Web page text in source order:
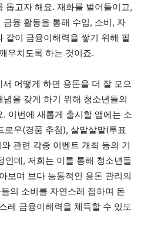
돕고자 해요. 재화를 벌어들이고,
융 활동을 통해 수입, 소비, 자
같이 금융이해력을 쌓기 위해 필
우치도록 하는 것이죠.
어떻게 하면 용돈을 더 잘 모으
을 갖게 하기 위해 청소년들의
. 이번에 새롭게 출시할 앱에는 소
로우(경품 추첨), 살말살말(투표
관련 각종 이벤트 개최 등의 기
인데, 저희는 이를 통해 청소년들
보며 보다 능동적인 용돈 관리의
의 소비를 자연스레 접하며 돈
레 금융이해력을 체득할 수 있도